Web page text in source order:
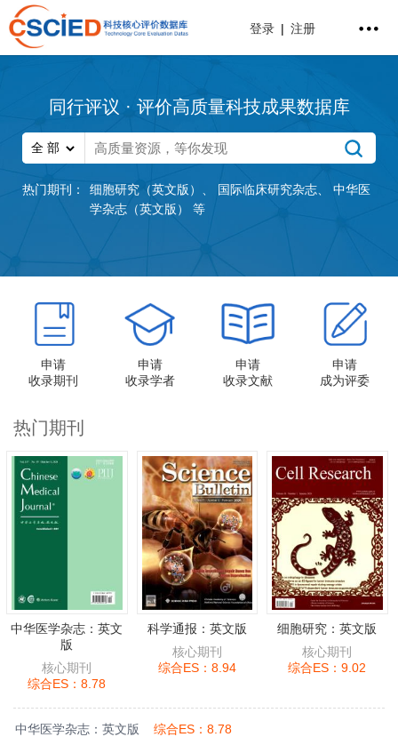
登录 | 注册
同行评议 · 评价高质量科技成果数据库
热门期刊： 细胞研究（英文版） 国际临床研究杂志
中华医
学杂志（英文版）
等
申请
收录期刊
申请
收录学者
申请
收录文献
申请
成为评委
热门期刊
中华医学杂志：英文
版
核心期刊
综合ES：8.78
科学通报：英文版
核心期刊
综合ES：8.94
细胞研究：英文版
核心期刊
综合ES：9.02
中华医学杂志：英文版
综合ES：8.78